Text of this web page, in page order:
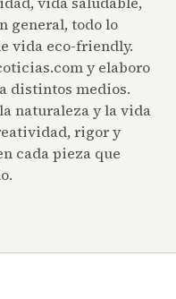
general, todo lo
vida eco-friendly.
y elaboro
distintos medios.
naturaleza y la vida
rigor y
cada pieza que